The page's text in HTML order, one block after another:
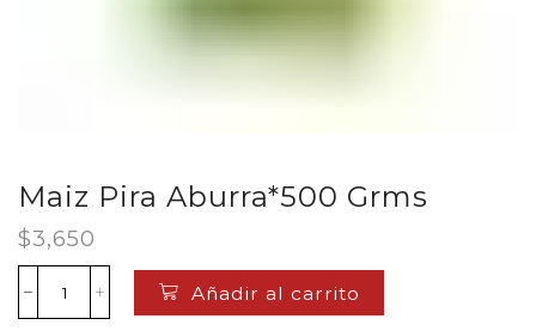
Maiz Pira Aburra*500 Grms
$3,650
Maiz
Pira
Añadir al carrito